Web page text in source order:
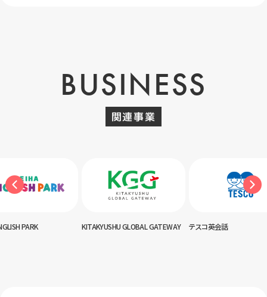
BUSINESS
関連事業
GLOBAL GATEWAY テスコ英会話 神田外語キッズクラブ